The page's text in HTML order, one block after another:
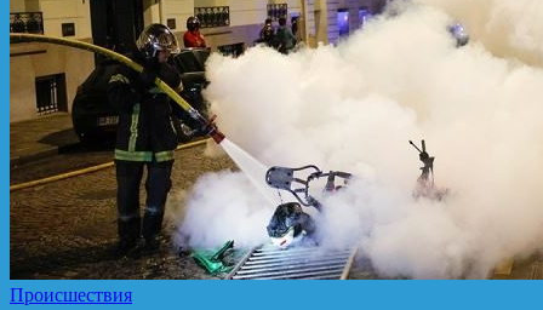
Происшествия